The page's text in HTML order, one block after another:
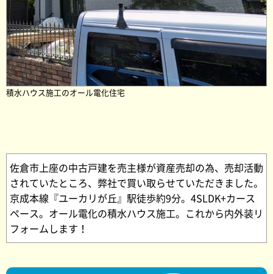
積水ハウス施工のオール電化住宅
佐倉市上座の中古戸建を売主様が資産売却の為、売却活動
されていたところ、弊社で買い取らせていただきました。
京成本線『ユーカリが丘』駅徒歩約9分。4SLDK+カース
ペース。オール電化の積水ハウス施工。これから内外装リ
フォームします！